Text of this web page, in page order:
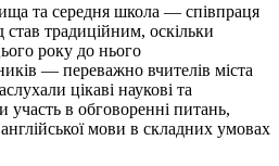
та середня школа — співпраця
став традиційним, оскільки
року до нього
— переважно вчителів міста
цікаві наукові та
участь в обговоренні питань,
мови в складних умовах